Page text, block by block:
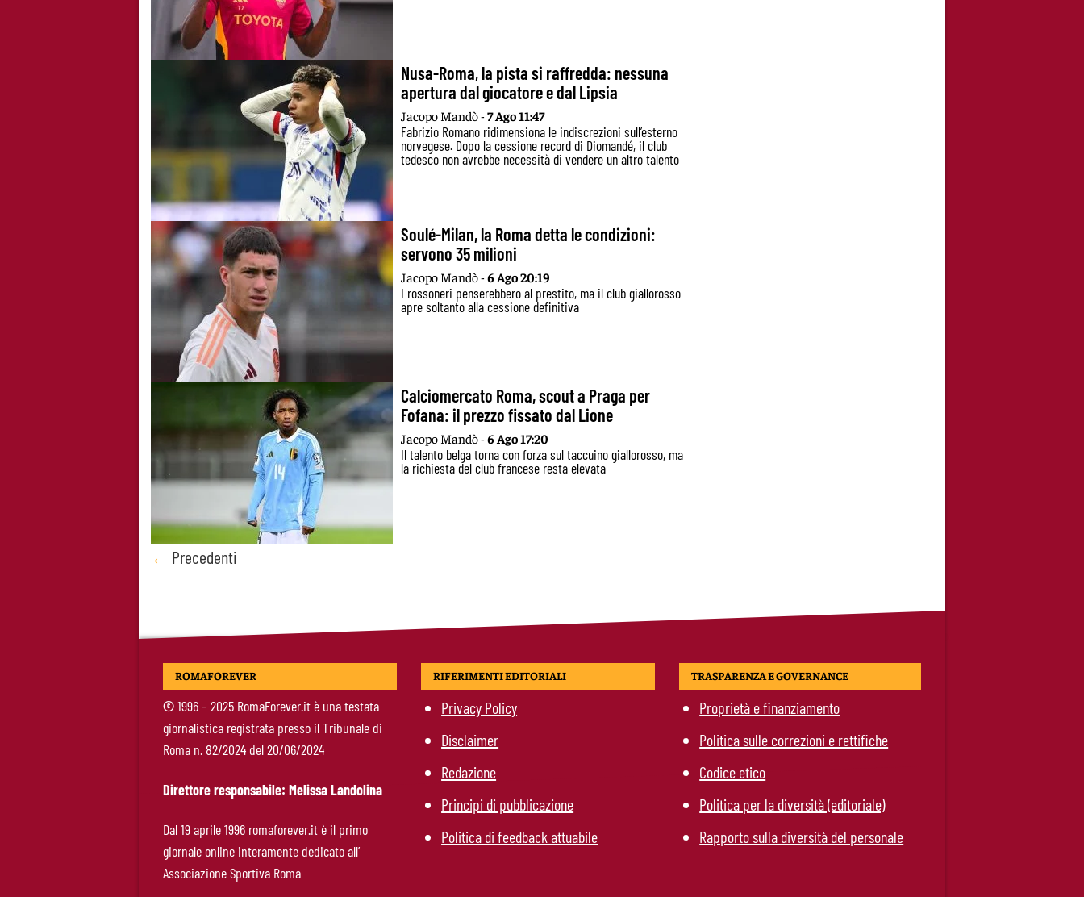
Nusa-Roma, la pista si raffredda: nessuna
apertura dal giocatore e dal Lipsia
Jacopo Mandò -7 Ago 11:47
Fabrizio Romano ridimensiona le indiscrezioni sull’esterno
norvegese. Dopo la cessione record di Diomandé, il club
tedesco non avrebbe necessità di vendere un altro talento
Soulé-Milan, la Roma detta le condizioni:
servono 35 milioni
Jacopo Mandò -6 Ago 20:19
I rossoneri penserebbero al prestito, ma il club giallorosso
apre soltanto alla cessione definitiva
Calciomercato Roma, scout a Praga per
Fofana: il prezzo fissato dal Lione
Jacopo Mandò -6 Ago 17:20
Il talento belga torna con forza sul taccuino giallorosso, ma
la richiesta del club francese resta elevata
Posts
← Precedenti
ROMAFOREVER
©1996 – 2025 RomaForever.it è una testata
giornalistica registrata presso il Tribunale di
Roma n. 82/2024 del 20/06/2024
Direttore responsabile: Melissa Landolina
Dal 19 aprile 1996 romaforever.it è il primo
giornale online interamente dedicato all’
Associazione Sportiva Roma
RIFERIMENTI EDITORIALI
Privacy Policy
Disclaimer
Redazione
Principi di pubblicazione
Politica di feedback attuabile
TRASPARENZA E GOVERNANCE
Proprietà e finanziamento
Politica sulle correzioni e rettifiche
Codice etico
Politica per la diversità (editoriale)
Rapporto sulla diversità del personale